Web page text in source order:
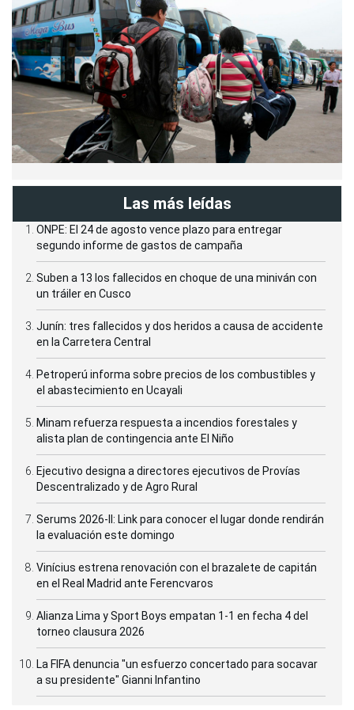
Las más leídas
ONPE: El 24 de agosto vence plazo para entregar
segundo informe de gastos de campaña
Suben a 13 los fallecidos en choque de una miniván con
un tráiler en Cusco
Junín: tres fallecidos y dos heridos a causa de accidente
en la Carretera Central
Petroperú informa sobre precios de los combustibles y
el abastecimiento en Ucayali
Minam refuerza respuesta a incendios forestales y
alista plan de contingencia ante El Niño
Ejecutivo designa a directores ejecutivos de Provías
Descentralizado y de Agro Rural
Serums 2026-II: Link para conocer el lugar donde rendirán
la evaluación este domingo
Vinícius estrena renovación con el brazalete de capitán
en el Real Madrid ante Ferencvaros
Alianza Lima y Sport Boys empatan 1-1 en fecha 4 del
torneo clausura 2026
La FIFA denuncia "un esfuerzo concertado para socavar
a su presidente" Gianni Infantino